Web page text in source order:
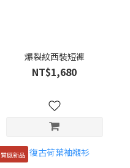
爆裂紋西裝短褲
NT$1,680
質感新品